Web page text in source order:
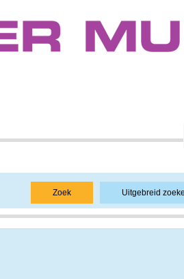
en andere.
Zoek Uitgebreid